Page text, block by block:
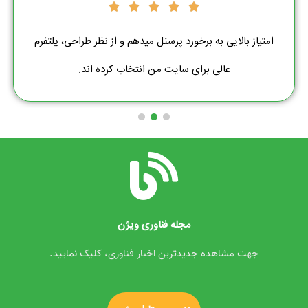
امتیاز بالایی به برخورد پرسنل میدهم و از نظر طراحی، پلتفرم
عالی برای سایت من انتخاب کرده اند.
مجله فناوری ویژن
جهت مشاهده جدیدترین اخبار فناوری، کلیک نمایید.